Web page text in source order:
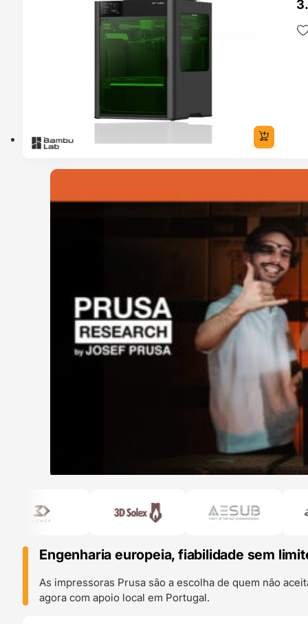
Engenharia europeia, fiabilidade sem
As impressoras Prusa são a escolha de quem não
agora com apoio local em Portugal.